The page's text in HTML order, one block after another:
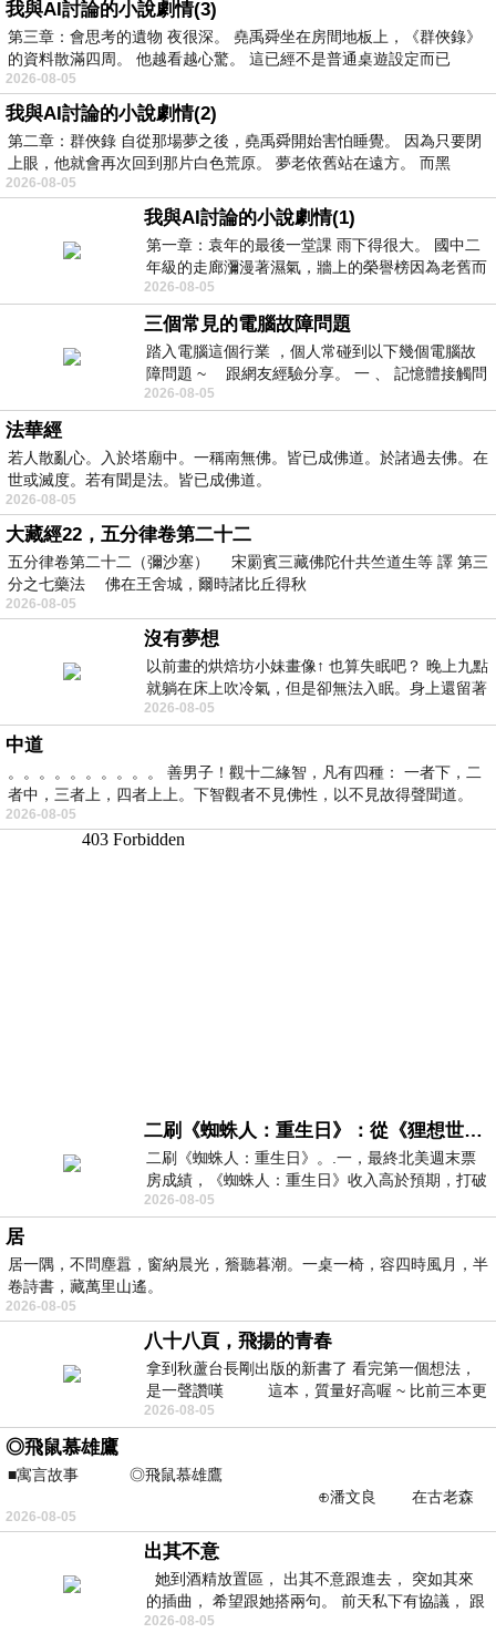
我與AI討論的小說劇情(3)
第三章：會思考的遺物 夜很深。 堯禹舜坐在房間地板上，《群俠錄》
的資料散滿四周。 他越看越心驚。 這已經不是普通桌遊設定而已
2026-08-05
我與AI討論的小說劇情(2)
第二章：群俠錄 自從那場夢之後，堯禹舜開始害怕睡覺。 因為只要閉
上眼，他就會再次回到那片白色荒原。 夢老依舊站在遠方。 而黑
2026-08-05
我與AI討論的小說劇情(1)
第一章：袁年的最後一堂課 雨下得很大。 國中二
年級的走廊瀰漫著濕氣，牆上的榮譽榜因為老舊而
微微捲起。 堯禹舜站在辦公室外，手
2026-08-05
三個常見的電腦故障問題
踏入電腦這個行業 ，個人常碰到以下幾個電腦故
障問題 ~ 跟網友經驗分享。 一 、 記憶體接觸問
題 : 記憶體即
2026-08-05
法華經
若人散亂心。入於塔廟中。一稱南無佛。皆已成佛道。於諸過去佛。在
世或滅度。若有聞是法。皆已成佛道。
2026-08-05
大藏經22，五分律卷第二十二
五分律卷第二十二（彌沙塞） 宋罽賓三藏佛陀什共竺道生等 譯 第三
分之七藥法 佛在王舍城，爾時諸比丘得秋
2026-08-05
沒有夢想
以前畫的烘焙坊小妹畫像↑ 也算失眠吧？ 晚上九點
就躺在床上吹冷氣，但是卻無法入眠。身上還留著
四點多跑的六公里的疲
2026-08-05
中道
。。。。。。。。。。 善男子！觀十二緣智，凡有四種： 一者下，二
者中，三者上，四者上上。下智觀者不見佛性，以不見故得聲聞道。
2026-08-05
二刷《蜘蛛人：重生日》：從《狸想世界》到《怪奇物語》
二刷《蜘蛛人：重生日》。.一，最終北美週末票
房成績，《蜘蛛人：重生日》收入高於預期，打破
《復仇者聯盟：終局之戰》記錄，成為
2026-08-05
居
居一隅，不問塵囂，窗納晨光，簷聽暮潮。一桌一椅，容四時風月，半
卷詩書，藏萬里山遙。
2026-08-05
八十八頁，飛揚的青春
拿到秋蘆台長剛出版的新書了 看完第一個想法，
是一聲讚嘆 這本，質量好高喔 ~ 比前三本更
勝一
2026-08-05
◎飛鼠慕雄鷹
■寓言故事 ◎飛鼠慕雄鷹
⊕潘文良 在古老森
林的底層，住著一隻小飛鼠
2026-08-05
出其不意
她到酒精放置區， 出其不意跟進去， 突如其來
的插曲， 希望跟她搭兩句。 前天私下有協議， 跟
著阿弟丟拉基
2026-08-05